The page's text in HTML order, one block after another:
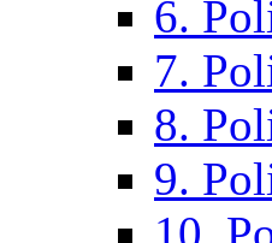
6.
7.
8.
9.
10.